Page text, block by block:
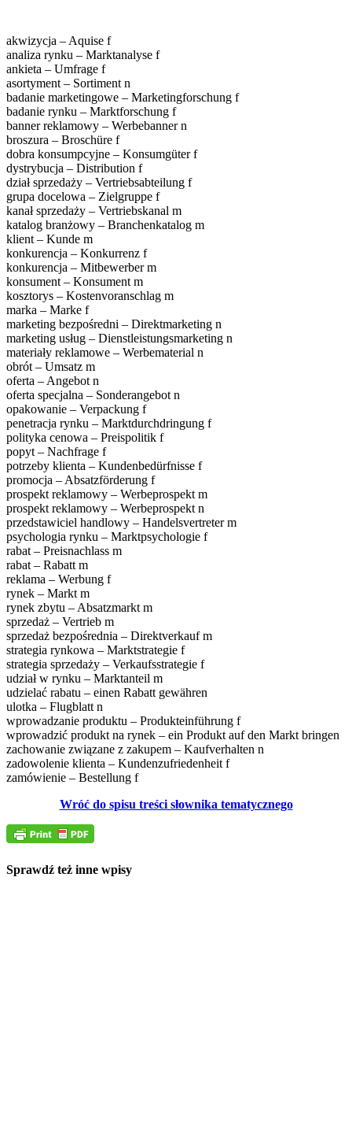
akwizycja – Aquise f
analiza rynku – Marktanalyse f
ankieta – Umfrage f
asortyment – Sortiment n
badanie marketingowe – Marketingforschung f
badanie rynku – Marktforschung f
banner reklamowy – Werbebanner n
broszura – Broschüre f
dobra konsumpcyjne – Konsumgüter f
dystrybucja – Distribution f
dział sprzedaży – Vertriebsabteilung f
grupa docelowa – Zielgruppe f
kanał sprzedaży – Vertriebskanal m
katalog branżowy – Branchenkatalog m
klient – Kunde m
konkurencja – Konkurrenz f
konkurencja – Mitbewerber m
konsument – Konsument m
kosztorys – Kostenvoranschlag m
marka – Marke f
marketing bezpośredni – Direktmarketing n
marketing usług – Dienstleistungsmarketing n
materiały reklamowe – Werbematerial n
obrót – Umsatz m
oferta – Angebot n
oferta specjalna – Sonderangebot n
opakowanie – Verpackung f
penetracja rynku – Marktdurchdringung f
polityka cenowa – Preispolitik f
popyt – Nachfrage f
potrzeby klienta – Kundenbedürfnisse f
promocja – Absatzförderung f
prospekt reklamowy – Werbeprospekt m
prospekt reklamowy – Werbeprospekt n
przedstawiciel handlowy – Handelsvertreter m
psychologia rynku – Marktpsychologie f
rabat – Preisnachlass m
rabat – Rabatt m
reklama – Werbung f
rynek – Markt m
rynek zbytu – Absatzmarkt m
sprzedaż – Vertrieb m
sprzedaż bezpośrednia – Direktverkauf m
strategia rynkowa – Marktstrategie f
strategia sprzedaży – Verkaufsstrategie f
udział w rynku – Marktanteil m
udzielać rabatu – einen Rabatt gewähren
ulotka – Flugblatt n
wprowadzanie produktu – Produkteinführung f
wprowadzić produkt na rynek – ein Produkt auf den Markt bringen
zachowanie związane z zakupem – Kaufverhalten n
zadowolenie klienta – Kundenzufriedenheit f
zamówienie – Bestellung f
Wróć do spisu treści słownika tematycznego
Sprawdź też inne wpisy